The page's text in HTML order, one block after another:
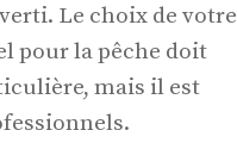
Le choix de votre
pour la pêche doit
mais il est